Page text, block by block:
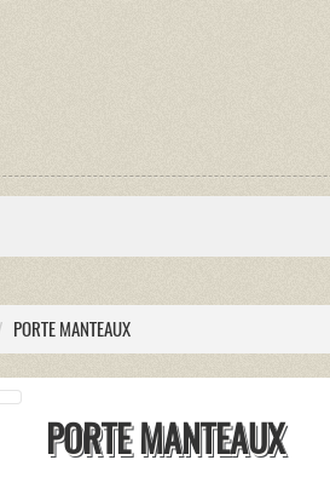
PORTE MANTEAUX
PORTE MANTEAUX